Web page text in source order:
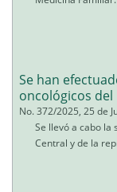
Se han
oncológicos del
No. 372/2025, 25 de
Se llevó a cabo la
Central y de la